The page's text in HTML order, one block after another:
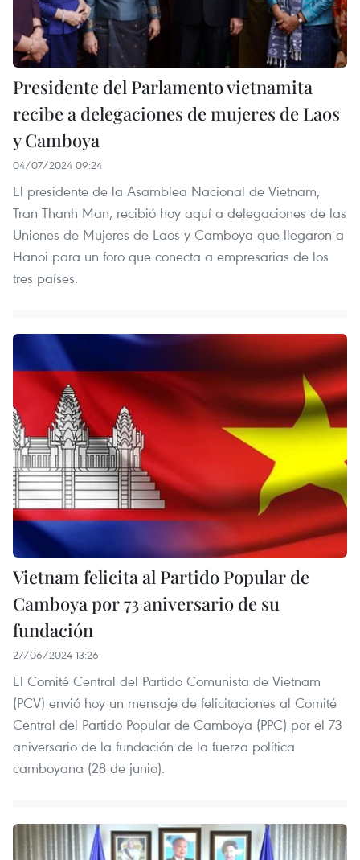
Presidente del Parlamento vietnamita
recibe a delegaciones de mujeres de Laos
y Camboya
04/07/2024 09:24
El presidente de la Asamblea Nacional de Vietnam,
Tran Thanh Man, recibió hoy aquí a delegaciones de las
Uniones de Mujeres de Laos y Camboya que llegaron a
Hanoi para un foro que conecta a empresarias de los
tres países.
Vietnam felicita al Partido Popular de
Camboya por 73 aniversario de su
fundación
27/06/2024 13:26
El Comité Central del Partido Comunista de Vietnam
(PCV) envió hoy un mensaje de felicitaciones al Comité
Central del Partido Popular de Camboya (PPC) por el 73
aniversario de la fundación de la fuerza política
camboyana (28 de junio).